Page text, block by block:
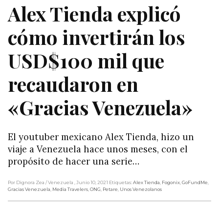
Alex Tienda explicó
cómo invertirán los
USD$100 mil que
recaudaron en
«Gracias Venezuela»
El youtuber mexicano Alex Tienda, hizo un
viaje a Venezuela hace unos meses, con el
propósito de hacer una serie…
Por Dignora Zea / Venezuela , Junio 10, 2021 Etiquetas:Alex Tienda, Fogonix,GoFundMe,
Gracias Venezuela, Media Travelers,ONG, Petare, Unos Venezolanos